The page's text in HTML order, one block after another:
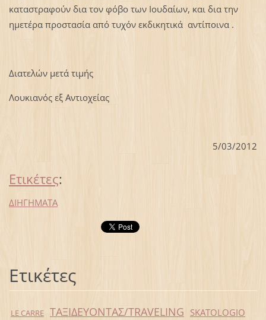
καταστραφούν δια τον φόβο των Ιουδαίων, και δια την
ημετέρα προστασία από τυχόν εκδικητικά αντίποινα .
Διατελών μετά τιμής
Λουκιανός εξ Αντιοχείας
5/03/2012
Ετικέτες:
ΔΙΗΓΗΜΑΤΑ
Ετικέτες
LE CARRE ΤΑΞΙΔΕΥΟΝΤΑΣ/TRAVELING SKATOLOGIO